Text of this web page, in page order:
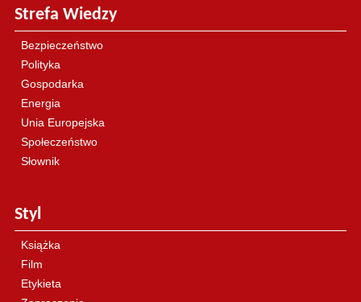
Strefa Wiedzy
Bezpieczeństwo
Polityka
Gospodarka
Energia
Unia Europejska
Społeczeństwo
Słownik
Styl
Książka
Film
Etykieta